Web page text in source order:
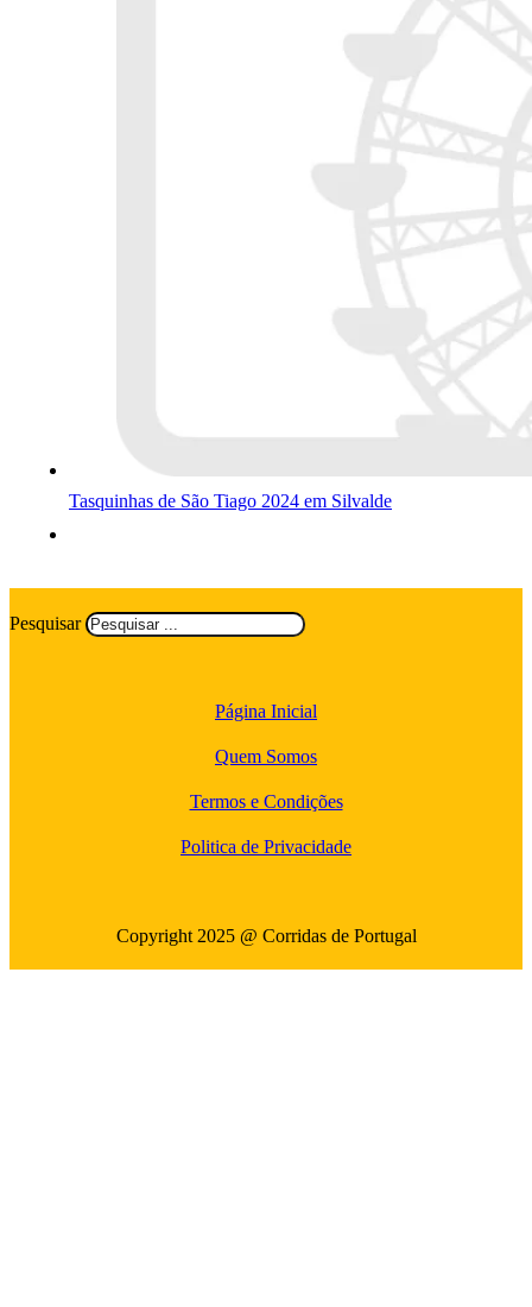
Tasquinhas de São Tiago 2024 em Silvalde
Pesquisar
Página Inicial
Quem Somos
Termos e Condições
Politica de Privacidade
Copyright 2025 @ Corridas de Portugal